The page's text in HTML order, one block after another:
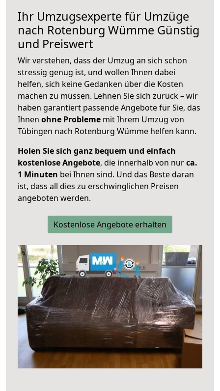
Ihr Umzugsexperte für Umzüge
nach Rotenburg Wümme Günstig
und Preiswert
Wir verstehen, dass der Umzug an sich schon
stressig genug ist, und wollen Ihnen dabei
helfen, sich keine Gedanken über die Kosten
machen zu müssen. Lehnen Sie sich zurück – wir
haben garantiert passende Angebote für Sie, das
Ihnen ohne Probleme mit Ihrem Umzug von
Tübingen nach Rotenburg Wümme helfen kann.
Holen Sie sich ganz bequem und einfach
kostenlose Angebote, die innerhalb von nurca.
1 Minuten bei Ihnen sind. Und das Beste daran
ist, dass all dies zu erschwinglichen Preisen
angeboten werden.
Kostenlose Angebote erhalten